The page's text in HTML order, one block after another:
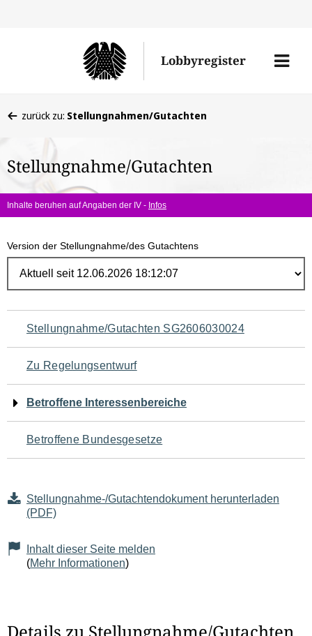
Lobbyregister
Menü
befinden
hier:
zurück zu: Stellungnahmen/Gutachten
Stellungnahme/Gutachten
Inhalte beruhen auf Angaben der IV - Infos
Version der Stellungnahme/des Gutachtens
Navigation
für
den
Seiteninhalt
Stellungnahme/Gutachten SG2606030024
Zu Regelungsentwurf
Betroffene Interessenbereiche
Betroffene Bundesgesetze
Stellungnahme-/Gutachtendokument herunterladen
(PDF)
Inhalt dieser Seite melden
(Mehr Informationen)